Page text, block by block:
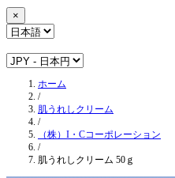
×
ホーム
/
肌うれしクリーム
/
（株）I・Cコーポレーション
/
肌うれしクリーム 50ｇ